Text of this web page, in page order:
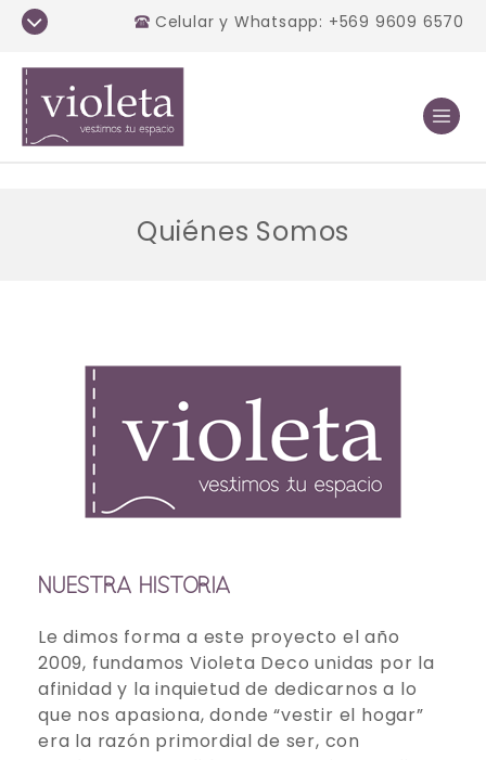
Celular y Whatsapp: +569 9609 6570
Quiénes Somos
NUESTRA HISTORIA
Le dimos forma a este proyecto el año
2009, fundamos Violeta Deco unidas por la
afinidad y la inquietud de dedicarnos a lo
que nos apasiona, donde “vestir el hogar”
era la razón primordial de ser, con